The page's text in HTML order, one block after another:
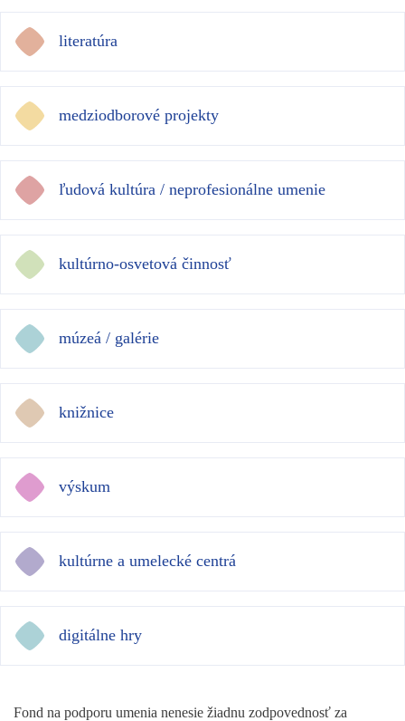
literatúra
medziodborové projekty
ľudová kultúra / neprofesionálne umenie
kultúrno-osvetová činnosť
múzeá / galérie
knižnice
výskum
kultúrne a umelecké centrá
digitálne hry
Fond na podporu umenia nenesie žiadnu zodpovednosť za